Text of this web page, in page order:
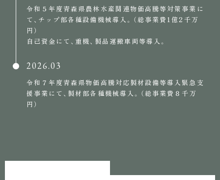
令和５年度青森県農林水産関連物価高騰等対策事業に
て、チップ部各種設備機械導入。（総事業費1億2千万
円）
自己資金にて、重機、製品運搬車両等導入。
2026.03
令和７年度青森県物価高騰対応製材設備等導入緊急支
援事業にて、製材部各種機械導入。（総事業費８千万
円）